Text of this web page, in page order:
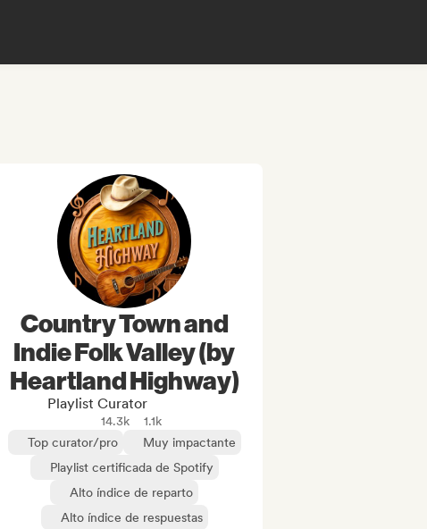
Country Town and
Indie Folk Valley (by
Heartland Highway)
Playlist Curator
14.3k
1.1k
Top curator/pro
Muy impactante
Playlist certificada de Spotify
Alto índice de reparto
Alto índice de respuestas